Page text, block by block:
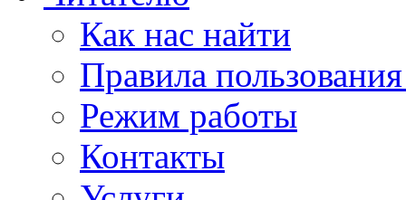
Как нас найти
Правила
Режим работы
Контакты